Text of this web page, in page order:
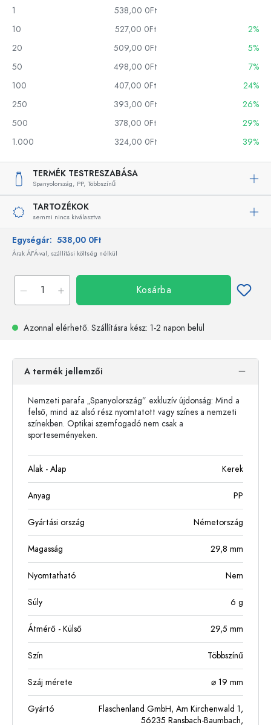
1
538,00 0Ft
10
527,00 0Ft
2%
20
509,00 0Ft
5%
50
498,00 0Ft
7%
100
407,00 0Ft
24%
250
393,00 0Ft
26%
500
378,00 0Ft
29%
1.000
324,00 0Ft 39%
TERMÉK TESTRESZABÁSA
Spanyolország, PP, Többszínű
TARTOZÉKOK
semmi nincs kiválasztva
Egységár: 538,00 0Ft
Árak ÁFÁ-val, szállítási költség nélkül
Kosárba
Azonnal elérhető. Szállításra kész: 1-2 napon belül
A termék jellemzői
Nemzeti parafa „Spanyolország” exkluzív újdonság: Mind a
felső, mind az alsó rész nyomtatott vagy színes a nemzeti
színekben. Optikai szemfogadó nem csak a
sporteseményeken.
Alak - Alap Kerek
Anyag PP
Gyártási ország Németország
Magasság 29,8 mm
Nyomtatható Nem
Súly 6 g
Átmérő - Külső 29,5 mm
Szín Többszínű
Száj mérete ⌀ 19 mm
Gyártó
Flaschenland GmbH, Am Kirchenwald 1,
56235 Ransbach-Baumbach,